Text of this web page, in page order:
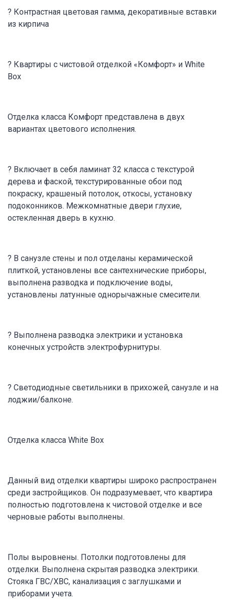
? Контрастная цветовая гамма, декоративные вставки
из кирпича
? Квартиры с чистовой отделкой «Комфорт» и White
Box
Отделка класса Комфорт представлена в двух
вариантах цветового исполнения.
? Включает в себя ламинат 32 класса с текстурой
дерева и фаской, текстурированные обои под
покраску, крашеный потолок, откосы, установку
подоконников. Межкомнатные двери глухие,
остекленная дверь в кухню.
? В санузле стены и пол отделаны керамической
плиткой, установлены все сантехнические приборы,
выполнена разводка и подключение воды,
установлены латунные однорычажные смесители.
? Выполнена разводка электрики и установка
конечных устройств электрофурнитуры.
? Светодиодные светильники в прихожей, санузле и на
лоджии/балконе.
Отделка класса White Box
Данный вид отделки квартиры широко распространен
среди застройщиков. Он подразумевает, что квартира
полностью подготовлена к чистовой отделке и все
черновые работы выполнены.
Полы выровнены. Потолки подготовлены для
отделки. Выполнена скрытая разводка электрики.
Стояка ГВС/ХВС, канализация с заглушками и
приборами учета.